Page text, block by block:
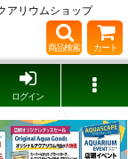
アリウムショップ
商品検索 カート
ログイン